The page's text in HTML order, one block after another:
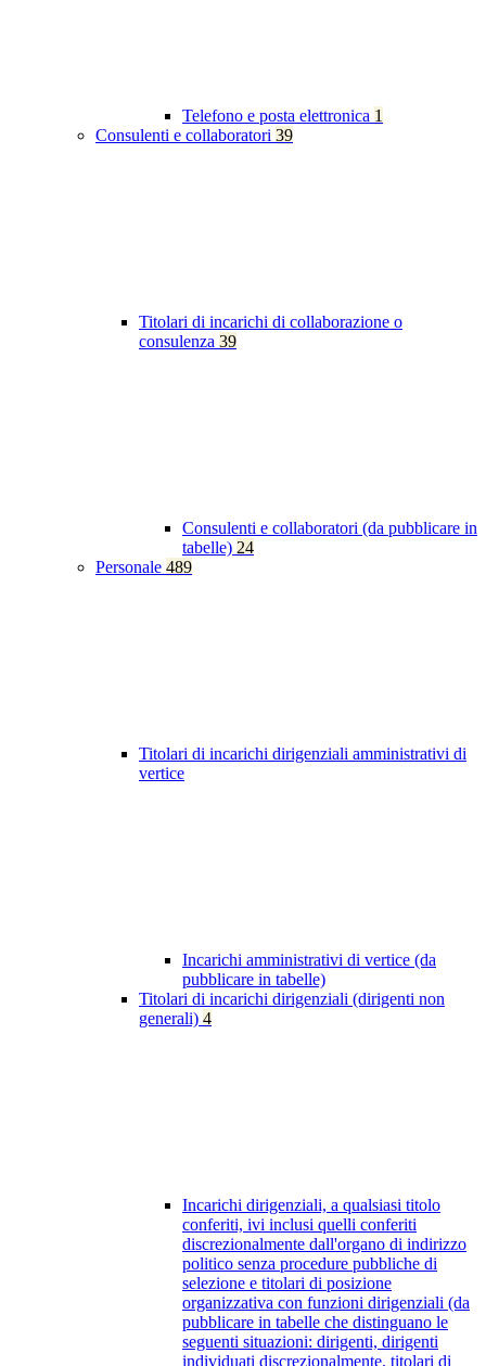
Telefono e posta elettronica 1
Consulenti e collaboratori 39
Titolari di incarichi di collaborazione o
consulenza 39
Consulenti e collaboratori (da pubblicare in
tabelle) 24
Personale 489
Titolari di incarichi dirigenziali amministrativi di
vertice
Incarichi amministrativi di vertice (da
pubblicare in tabelle)
Titolari di incarichi dirigenziali (dirigenti non
generali) 4
Incarichi dirigenziali, a qualsiasi titolo
conferiti, ivi inclusi quelli conferiti
discrezionalmente dall'organo di indirizzo
politico senza procedure pubbliche di
selezione e titolari di posizione
organizzativa con funzioni dirigenziali (da
pubblicare in tabelle che distinguano le
seguenti situazioni: dirigenti, dirigenti
individuati discrezionalmente, titolari di